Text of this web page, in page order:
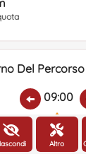
Del
09:00
Umidità Media:
91% Altro